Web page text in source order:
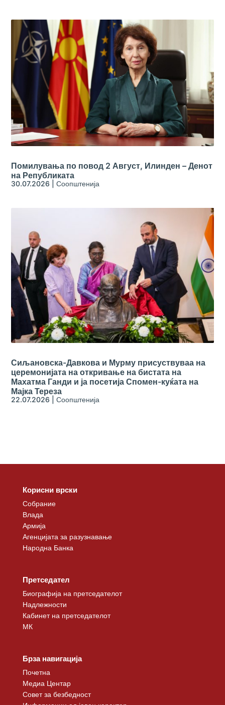
Помилувања по повод 2 Август, Илинден – Денот
на Републиката
30.07.2026 |Соопштенија
Сиљановска-Давкова и Мурму присуствуваа на
церемонијата на откривање на бистата на
Махатма Ганди и ја посетија Спомен-куќата на
Мајка Тереза
22.07.2026 |Соопштенија
Корисни врски
Собрание
Влада
Армија
Агенцијата за разузнавање
Народна Банка
Претседател
Биографија на претседателот
Надлежности
Кабинет на претседателот
МК
Брза навигација
Почетна
Медиа Центар
Совет за безбедност